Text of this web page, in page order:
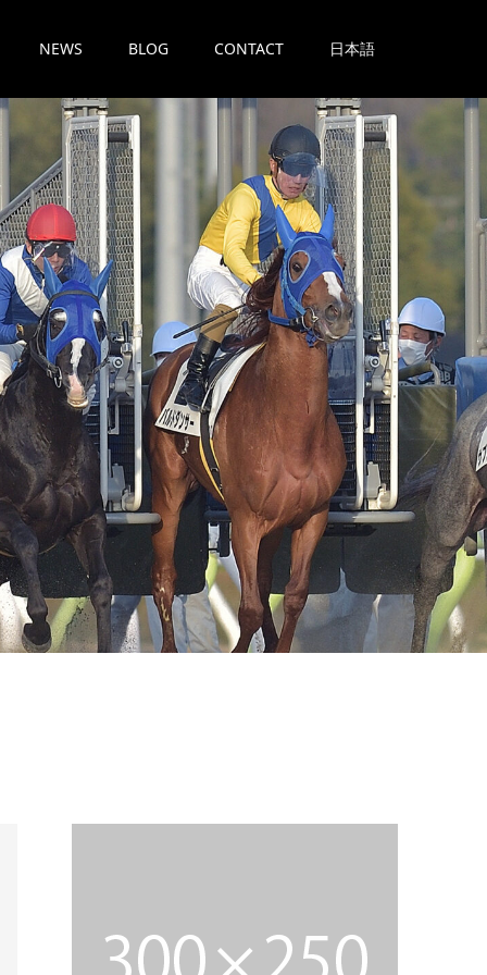
NEWS BLOG CONTACT 日本語